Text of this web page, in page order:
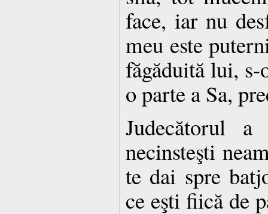
face, iar nu
meu este
făgăduită lui, s-
o parte a Sa,
Judecătorul
necinsteşti
te dai spre
ce eşti fiică de